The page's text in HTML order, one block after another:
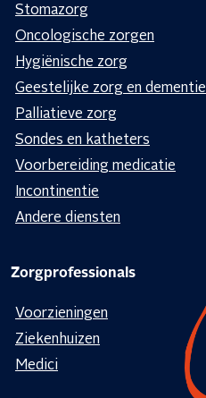
Stomazorg
Oncologische zorgen
Hygiënische zorg
Geestelijke zorg en dementie
Palliatieve zorg
Sondes en katheters
Voorbereiding medicatie
Incontinentie
Andere diensten
Zorgprofessionals
Voorzieningen
Ziekenhuizen
Medici